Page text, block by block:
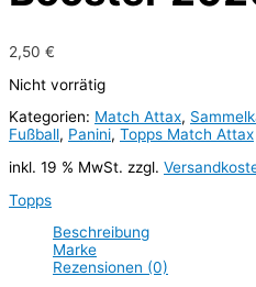
2,50 €
Nicht vorrätig
Kategorien: Match Attax,
Fußball, Panini, Topps Match Attax
inkl. 19 % MwSt. zzgl.
Topps
Beschreibung
Marke
Rezensionen (0)